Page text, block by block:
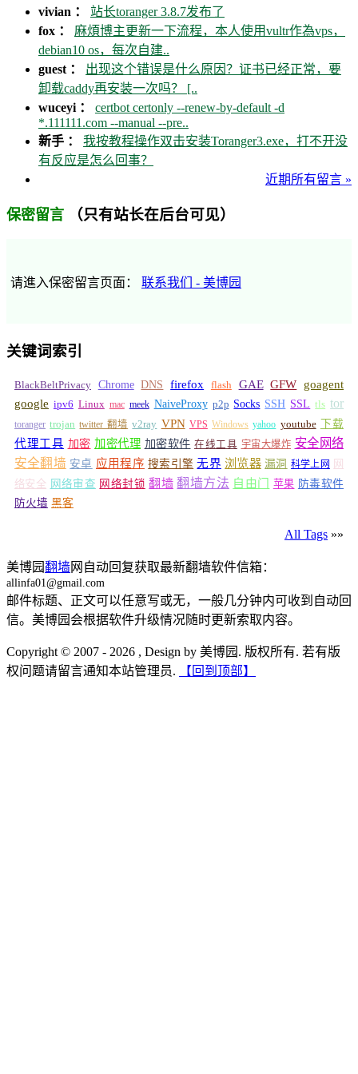
vivian ： 站长toranger 3.8.7发布了
fox ： 麻煩博主更新一下流程，本人使用vultr作為vps，
debian10 os，每次自建..
guest ： 出现这个错误是什么原因？证书已经正常，要
卸载caddy再安装一次吗？ [..
wuceyi ： certbot certonly --renew-by-default -d
*.111111.com --manual --pre..
新手 ： 我按教程操作双击安装Toranger3.exe，打不开没
有反应是怎么回事？
近期所有留言 »
保密留言 （只有站长在后台可见）
请進入保密留言页面： 联系我们 - 美博园
关键词索引
BlackBeltPrivacy Chrome DNS firefox flash GAE GFW
goagent
google ipv6 Linux mac meek NaiveProxy p2p Socks SSH SSL tls tor
toranger trojan twitter 翻墙 v2ray VPN VPS Windows yahoo youtube 下载
代理工具 加密 加密代理 加密软件 在线工具 宇宙大爆炸 安全网络
安全翻墙 安卓 应用程序 搜索引擎 无界 浏览器 漏洞 科学上网
网
络安全 网络审查 网络封锁 翻墙 翻墙方法 自由门 苹果 防毒软件
防火墙 黑客
All Tags »»
美博园翻墙网自动回复获取最新翻墙软件信箱：
allinfa01@gmail.com
邮件标题、正文可以任意写或无，一般几分钟内可收到自动回
信。美博园会根据软件升级情况随时更新索取内容。
Copyright © 2007 - 2026 , Design by 美博园. 版权所有. 若有版
权问题请留言通知本站管理员.
【回到顶部】